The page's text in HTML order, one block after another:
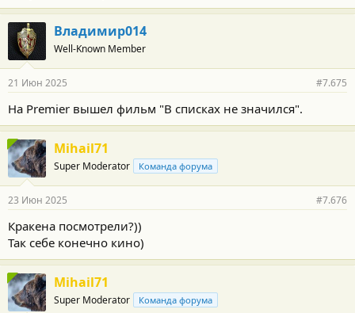
Владимир014
Well-Known Member
21 Июн 2025 #7.675
На Premier вышел фильм "В списках не значился".
Mihail71
Super Moderator Команда форума
23 Июн 2025 #7.676
Кракена посмотрели?))
Так себе конечно кино)
Mihail71
Super Moderator Команда форума